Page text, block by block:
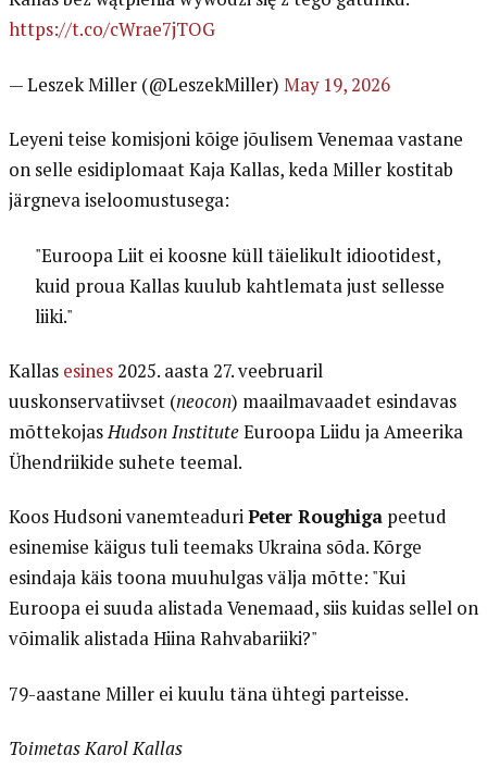
https://t.co/cWrae7jTOG
— Leszek Miller (@LeszekMiller) May 19, 2026
Leyeni teise komisjoni kõige jõulisem Venemaa vastane
on selle esidiplomaat Kaja Kallas, keda Miller kostitab
järgneva iseloomustusega:
"Euroopa Liit ei koosne küll täielikult idiootidest,
kuid proua Kallas kuulub kahtlemata just sellesse
liiki."
Kallas esines2025. aasta 27. veebruaril
uuskonservatiivset (neocon) maailmavaadet esindavas
mõttekojasHudson InstituteEuroopa Liidu ja Ameerika
Ühendriikide suhete teemal.
Koos Hudsoni vanemteaduriPeter Roughigapeetud
esinemise käigus tuli teemaks Ukraina sõda. Kõrge
esindaja käis toona muuhulgas välja mõtte: "Kui
Euroopa ei suuda alistada Venemaad, siis kuidas sellel on
võimalik alistada Hiina Rahvabariiki?"
79-aastane Miller ei kuulu täna ühtegi parteisse.
Toimetas Karol Kallas